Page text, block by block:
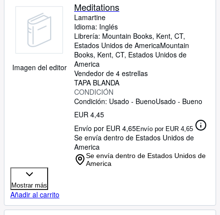
Arte y coleccionismo
Vendedores
Comenzar a vender
Ayuda
CERRAR
Imagen del editor
Meditations
Lamartine
Idioma: Inglés
Librería: Mountain Books, Kent, CT,
Estados Unidos de AmericaMountain
Books, Kent, CT, Estados Unidos de
America
Vendedor de 4 estrellas
TAPA BLANDA
CONDICIÓN
Condición: Usado - BuenoUsado - Bueno
EUR 4,45
Envío por EUR 4,65Envío por EUR 4,65
Se envía dentro de Estados Unidos de
America
Se envía dentro de Estados Unidos de
America
Mostrar más
Añadir al carrito